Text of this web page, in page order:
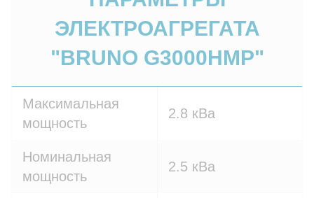
ЭЛЕКТРОАГРЕГАТА
"BRUNO G3000HMP"
Максимальная
мощность
2.8 кВа
Номинальная
мощность
2.5 кВа